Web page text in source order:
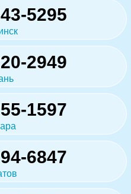
5295
2949
1597
6847